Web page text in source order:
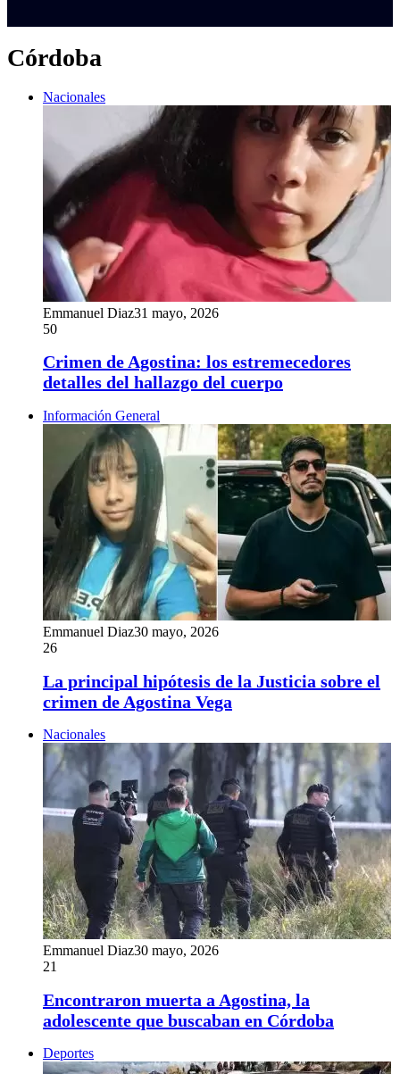
Córdoba
Nacionales
Emmanuel Diaz31 mayo, 2026
50
Crimen de Agostina: los estremecedores
detalles del hallazgo del cuerpo
Información General
Emmanuel Diaz30 mayo, 2026
26
La principal hipótesis de la Justicia sobre el
crimen de Agostina Vega
Nacionales
Emmanuel Diaz30 mayo, 2026
21
Encontraron muerta a Agostina, la
adolescente que buscaban en Córdoba
Deportes